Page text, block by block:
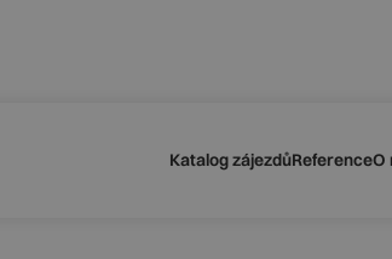
Katalog zájezdůReferenceO